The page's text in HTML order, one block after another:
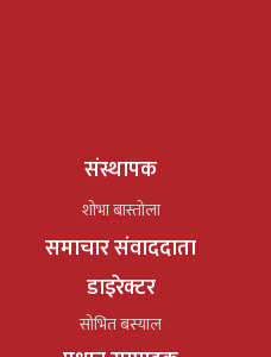
संस्थापक
शोभा बास्तोला
समाचार संवाददाता
डाइरेक्टर
सोभित बस्याल